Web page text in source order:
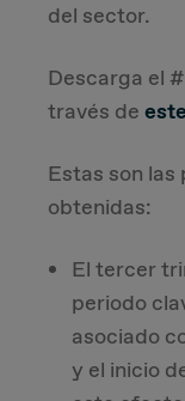
del sector.
Descarga el
través de
Estas son
obtenidas:
El tercer
periodo
asociado
y el inicio